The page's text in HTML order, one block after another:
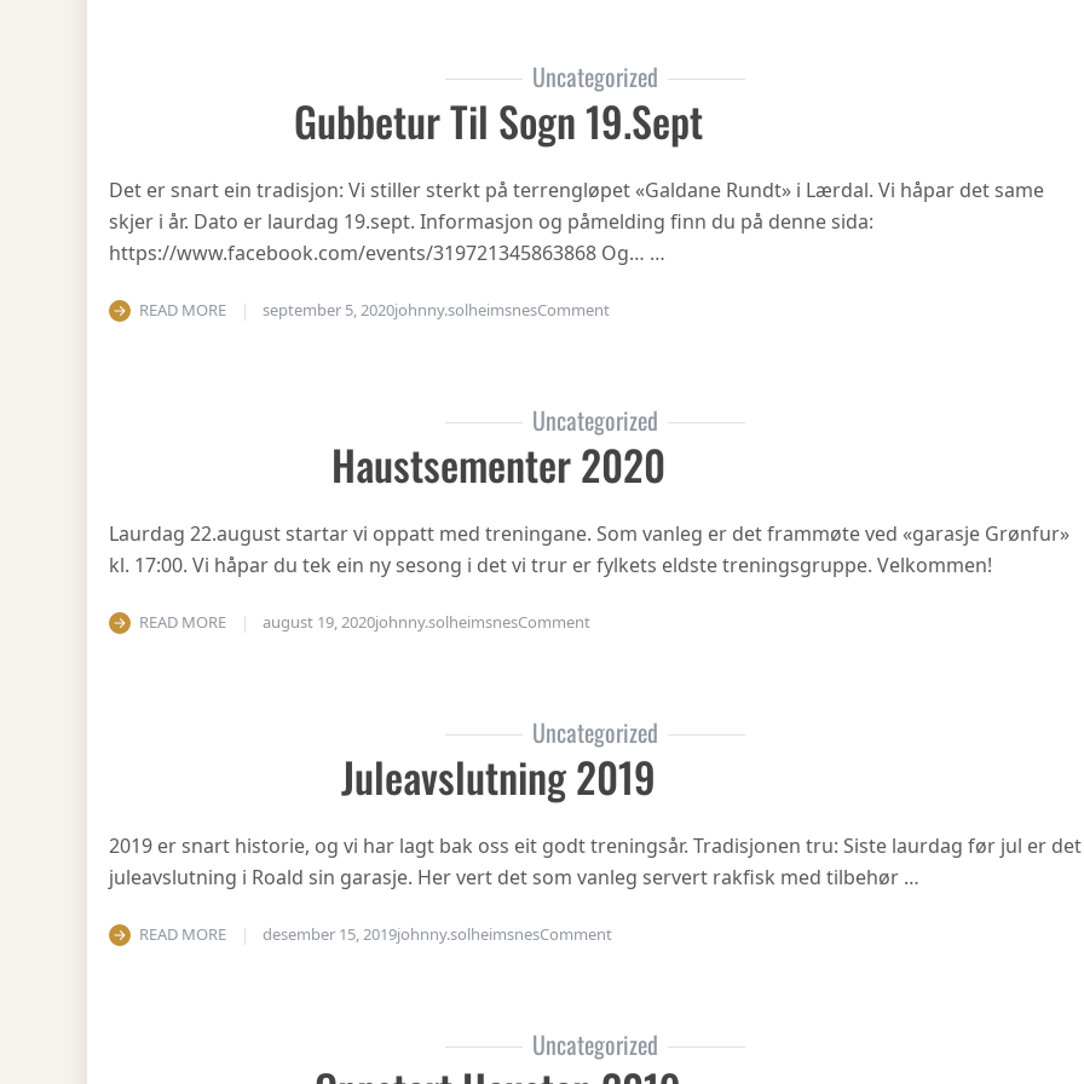
Uncategorized
Gubbetur Til Sogn 19.sept
Det er snart ein tradisjon: Vi stiller sterkt på terrengløpet «Galdane Rundt» i Lærdal. Vi håpar det same
skjer i år. Dato er laurdag 19.sept. Informasjon og påmelding finn du på denne sida:
https://www.facebook.com/events/319721345863868 Og… …
READ MORE september 5, 2020johnny.solheimsnesCommenton Gubbetur til Sogn 19.sept
Uncategorized
Haustsementer 2020
Laurdag 22.august startar vi oppatt med treningane. Som vanleg er det frammøte ved «garasje Grønfur»
kl. 17:00. Vi håpar du tek ein ny sesong i det vi trur er fylkets eldste treningsgruppe. Velkommen!
READ MORE august 19, 2020johnny.solheimsnesCommenton Haustsementer 2020
Uncategorized
Juleavslutning 2019
2019 er snart historie, og vi har lagt bak oss eit godt treningsår. Tradisjonen tru: Siste laurdag før jul er det
juleavslutning i Roald sin garasje. Her vert det som vanleg servert rakfisk med tilbehør …
READ MORE desember 15, 2019johnny.solheimsnesCommenton Juleavslutning 2019
Uncategorized